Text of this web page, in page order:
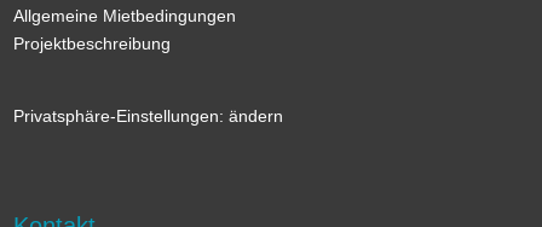
Allgemeine Mietbedingungen
Projektbeschreibung
Privatsphäre-Einstellungen: ändern